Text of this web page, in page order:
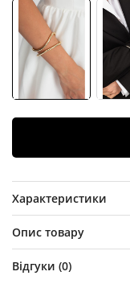
Характеристики
Опис товару
Відгуки (0)